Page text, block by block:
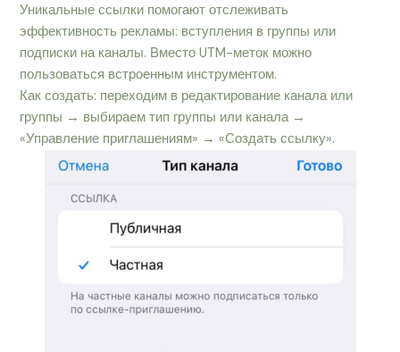
Уникальные ссылки помогают отслеживать
эффективность рекламы: вступления в группы или
подписки на каналы. Вместо UTM-меток можно
пользоваться встроенным инструментом.
Как создать: переходим в редактирование канала или
группы → выбираем тип группы или канала →
«Управление приглашениям» → «Создать ссылку».